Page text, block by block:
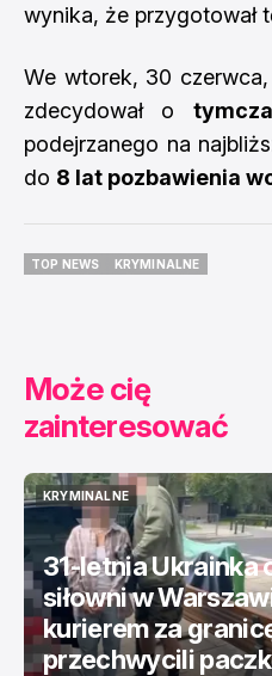
wynika, że przygotował
We wtorek, 30
zdecydował o
podejrzanego na
do 8 lat pozbawienia
TOP NEWS
KRYMINALNE
Może cię
zainteresować
KRYMINALNE
KRYMINALNE
31-letnia Ukrainka
siłowni w
kurierem za
przechwycili